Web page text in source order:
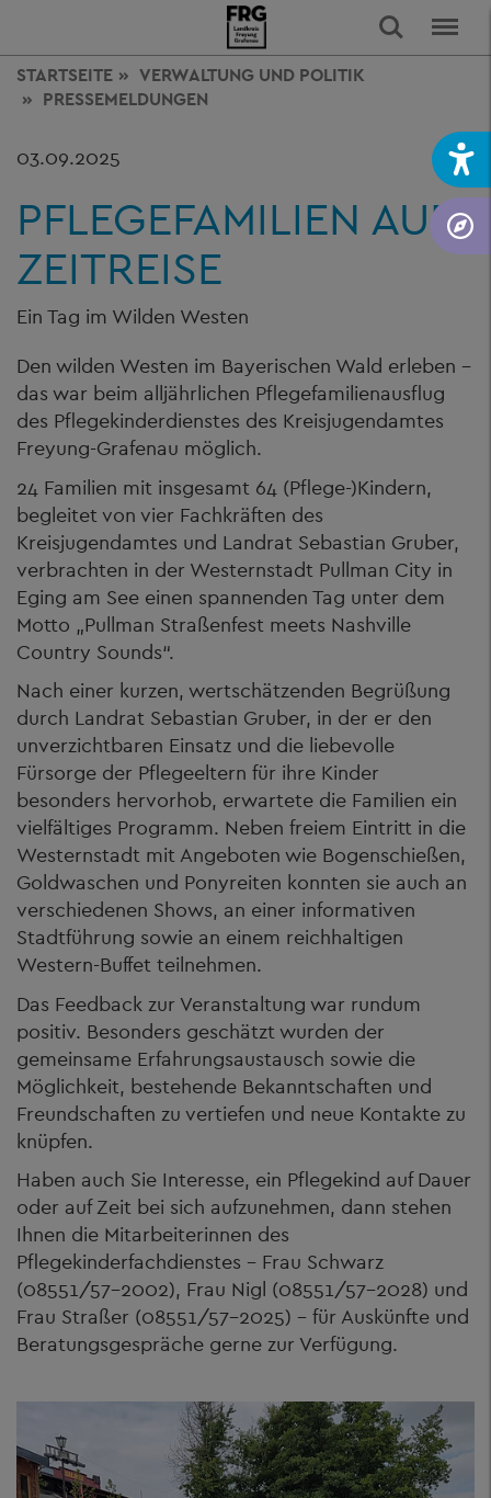
STARTSEITE VERWALTUNG UND POLITIK
PRESSEMELDUNGEN
03.09.2025
PFLEGEFAMILIEN AUF
ZEITREISE
Ein Tag im Wilden Westen
Den wilden Westen im Bayerischen Wald erleben –
das war beim alljährlichen Pflegefamilienausflug
des Pflegekinderdienstes des Kreisjugendamtes
Freyung-Grafenau möglich.
24 Familien mit insgesamt 64 (Pflege-)Kindern,
begleitet von vier Fachkräften des
Kreisjugendamtes und Landrat Sebastian Gruber,
verbrachten in der Westernstadt Pullman City in
Eging am See einen spannenden Tag unter dem
Motto „Pullman Straßenfest meets Nashville
Country Sounds“.
Nach einer kurzen, wertschätzenden Begrüßung
durch Landrat Sebastian Gruber, in der er den
unverzichtbaren Einsatz und die liebevolle
Fürsorge der Pflegeeltern für ihre Kinder
besonders hervorhob, erwartete die Familien ein
vielfältiges Programm. Neben freiem Eintritt in die
Westernstadt mit Angeboten wie Bogenschießen,
Goldwaschen und Ponyreiten konnten sie auch an
verschiedenen Shows, an einer informativen
Stadtführung sowie an einem reichhaltigen
Western-Buffet teilnehmen.
Das Feedback zur Veranstaltung war rundum
positiv. Besonders geschätzt wurden der
gemeinsame Erfahrungsaustausch sowie die
Möglichkeit, bestehende Bekanntschaften und
Freundschaften zu vertiefen und neue Kontakte zu
knüpfen.
Haben auch Sie Interesse, ein Pflegekind auf Dauer
oder auf Zeit bei sich aufzunehmen, dann stehen
Ihnen die Mitarbeiterinnen des
Pflegekinderfachdienstes – Frau Schwarz
(08551/57-2002), Frau Nigl (08551/57-2028) und
Frau Straßer (08551/57-2025) – für Auskünfte und
Beratungsgespräche gerne zur Verfügung.